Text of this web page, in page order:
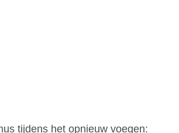
tijdens het opnieuw voegen: